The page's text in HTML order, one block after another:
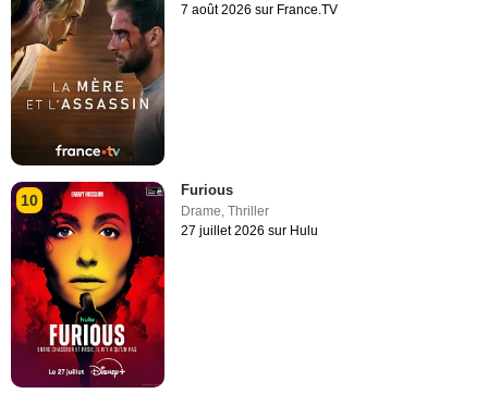
7 août 2026 sur France.TV
10
Furious
Drame,Thriller
27 juillet 2026 sur Hulu